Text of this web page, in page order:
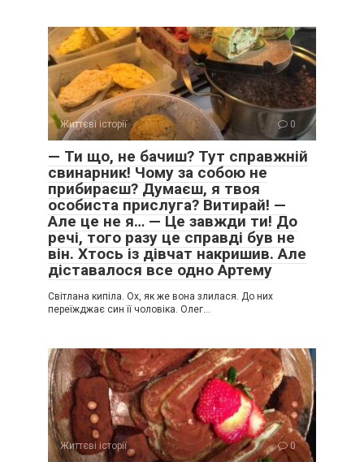
Життєві історії 0
— Ти що, не бачиш? Тут справжній
свинарник! Чому за собою не
прибираєш? Думаєш, я твоя
особиста прислуга? Витирай! —
Але це не я… — Це завжди ти! До
речі, того разу це справді був не
він. Хтось із дівчат накришив. Але
діставалося все одно Артему
Світлана кипіла. Ох, як же вона злилася. До них
переїжджає син її чоловіка. Олег…
Життєві історії 0